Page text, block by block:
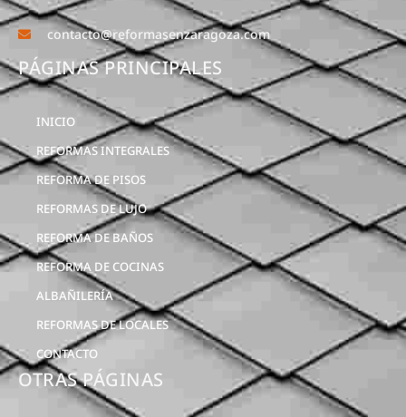
PÁGINAS PRINCIPALES
INICIO
REFORMAS INTEGRALES
REFORMA DE PISOS
REFORMAS DE LUJO
REFORMA DE BAÑOS
REFORMA DE COCINAS
ALBAÑILERÍA
REFORMAS DE LOCALES
CONTACTO
contacto@reformasenzaragoza.com
OTRAS PÁGINAS